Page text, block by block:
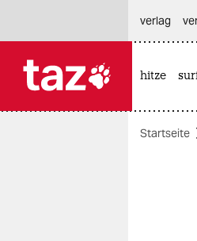
themen
verlag
hitze
Startseite